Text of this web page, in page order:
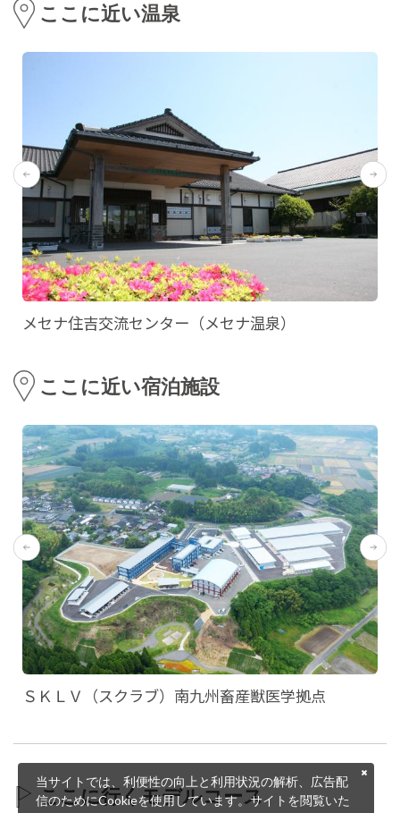
ここに近い温泉
メセナ住吉交流センター（メセナ温泉）
ここに近い宿泊施設
ＳＫＬＶ（スクラブ）南九州畜産獣医学拠点
ここに行くモデルコース
当サイトでは、利便性の向上と利用状況の解析、広告配
信のためにCookieを使用しています。サイトを閲覧いた